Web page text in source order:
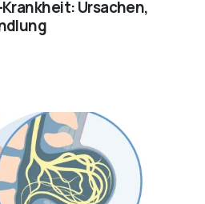
Ursachen,